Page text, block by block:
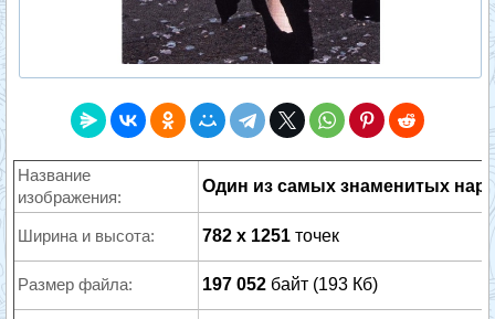
Название
изображения:
Один из самых знаменитых
Ширина и высота: 782 x 1251 точек
Размер файла: 197 052 байт (193 Кб)